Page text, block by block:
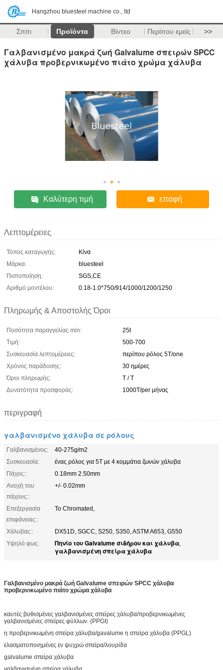
Hangzhou bluesteel machine co., ltd
Σπίτι Προϊόντα Βίντεο Περίπου εμείς >>
Γαλβανισμένο μακρά ζωή Galvalume σπειρών SPCC
χάλυβα προβερνικωμένο πιάτο χρώμα χάλυβα
Καλύτερη τιμή επαφή
Λεπτομέρειες
Τόπος καταγωγής:
Κίνα
Μάρκα:
bluesteel
Πιστοποίηση:
SGS,CE
Αριθμό μοντέλου:
0.18-1.0*750/914/1000/1200/1250
Πληρωμής & Αποστολής Όροι
Ποσότητα παραγγελίας min:
25t
Τιμή:
500-700
Συσκευασία λεπτομέρειες:
περίπου ρόλος 5T/one
Χρόνος παράδοσης:
30 ημέρες
Όροι πληρωμής:
T / T
Δυνατότητα προσφοράς:
1000T/per μήνας
περιγραφή
γαλβανισμένο χάλυβα σε ρόλους
Γαλβανισμένος:
40-275g/m2
Συσκευασία:
ένας ρόλος για 5T με 4 κομμάτια ζωνών χάλυβα
Πάχος::
0.18mm 2.50mm
Ανοχή του
πάχους::
+/- 0.02mm
Επεξεργασία
επιφάνειας::
Το Chromated,
Χάλυβας::
DX51D, SGCC, S250, S350, ASTM A653, G550
Υψηλό φως:
Πηνίο του Galvalume σιδήρου και χάλυβα,
γαλβανισμένη σπείρα χάλυβα
Γαλβανισμένο μακρά ζωή Galvalume σπειρών SPCC χάλυβα
προβερνικωμένο πιάτο χρώμα χάλυβα
καυτές βυθισμένες γαλβανισμένες σπείρες χάλυβα/προβερνικωμένες
γαλβανισμένες σπείρες φύλλων. (PPGI)
η προβερνικωμένη σπείρα χάλυβα/gavalume η σπείρα χάλυβα (PPGL)
ελασματοποιημένες εν ψυχρώ σπείρα/λουρίδα
galvalume σπείρα χάλυβα